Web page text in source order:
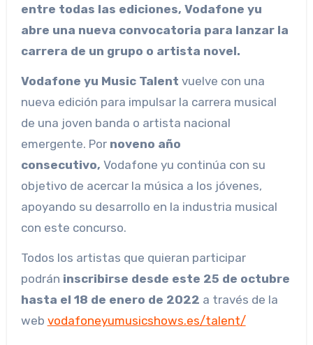
entre todas las ediciones, Vodafone yu
abre una nueva convocatoria para lanzar la
carrera de un grupo o artista novel.
Vodafone yu Music Talent vuelve con una
nueva edición para impulsar la carrera musical
de una joven banda o artista nacional
emergente. Por noveno año
consecutivo, Vodafone yu continúa con su
objetivo de acercar la música a los jóvenes,
apoyando su desarrollo en la industria musical
con este concurso.
Todos los artistas que quieran participar
podrán inscribirse desde este 25 de octubre
hasta el 18 de enero de 2022 a través de la
web vodafoneyumusicshows.es/talent/